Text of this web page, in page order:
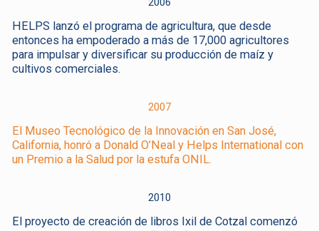
HELPS lanzó el programa de agricultura, que desde
entonces ha empoderado a más de 17,000 agricultores
para impulsar y diversificar su producción de maíz y
cultivos comerciales.
2007
El Museo Tecnológico de la Innovación en San José,
California, honró a Donald O’Neal y Helps International con
un Premio a la Salud por la estufa ONIL.
2010
El proyecto de creación de libros Ixil de Cotzal comenzó